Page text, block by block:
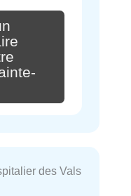
des Vals